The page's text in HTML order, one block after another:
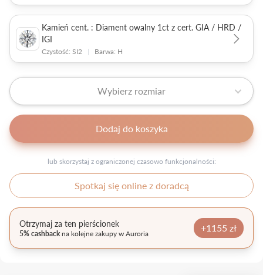
Kamień cent. : Diament owalny 1ct z cert. GIA / HRD /
IGI
Czystość: SI2 | Barwa: H
Wybierz rozmiar
Dodaj do koszyka
lub skorzystaj z ograniczonej czasowo funkcjonalności:
Spotkaj się online z doradcą
Otrzymaj za ten pierścionek
5% cashbackna kolejne zakupy w Auroria +1155 zł